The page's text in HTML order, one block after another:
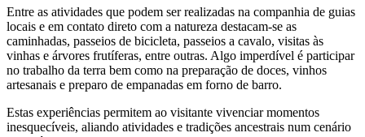
Entre as atividades que podem ser realizadas na companhia de guias
locais e em contato direto com a natureza destacam-se as
caminhadas, passeios de bicicleta, passeios a cavalo, visitas às
vinhas e árvores frutíferas, entre outras. Algo imperdível é participar
no trabalho da terra bem como na preparação de doces, vinhos
artesanais e preparo de empanadas em forno de barro.
Estas experiências permitem ao visitante vivenciar momentos
inesquecíveis, aliando atividades e tradições ancestrais num cenário